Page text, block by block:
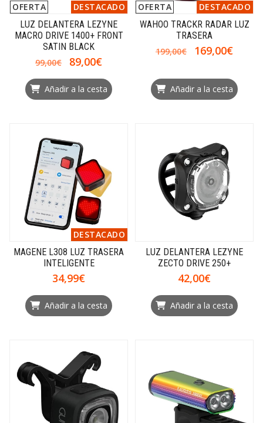
OFERTA
DESTACADO
LUZ DELANTERA LEZYNE
MACRO DRIVE 1400+ FRONT
SATIN BLACK
99,00€
89,00€
Añadir a la cesta
OFERTA
DESTACADO
WAHOO TRACKR RADAR LUZ
TRASERA
199,00€
169,00€
Añadir a la cesta
DESTACADO
MAGENE L308 LUZ TRASERA
INTELIGENTE
34,99€
Añadir a la cesta
LUZ DELANTERA LEZYNE
ZECTO DRIVE 250+
42,00€
Añadir a la cesta